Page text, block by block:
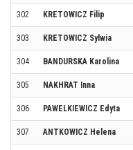
302 KRETOWICZ Filip
303 KRETOWICZ Sylwia
304 BANDURSKA Karolina
305 NAKHRAT Inna
306 PAWELKIEWICZ Edyta
307 ANTKOWICZ Helena